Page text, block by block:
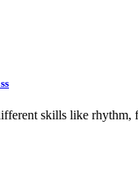
skills like rhythm,